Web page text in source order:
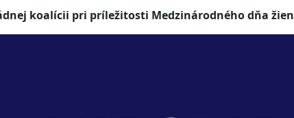
koalícii pri príležitosti Medzinárodného dňa žien